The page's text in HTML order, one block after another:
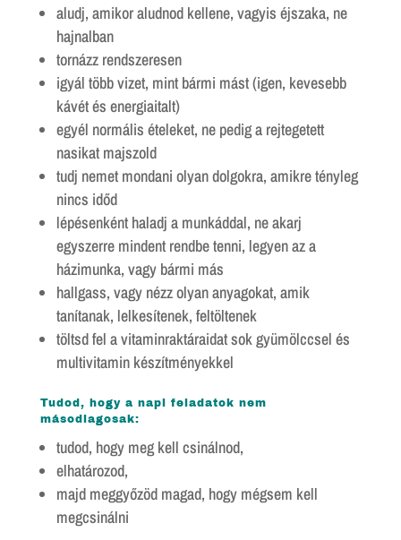
aludj, amikor aludnod kellene, vagyis éjszaka, ne
hajnalban
tornázz rendszeresen
igyál több vizet, mint bármi mást (igen, kevesebb
kávét és energiaitalt)
egyél normális ételeket, ne pedig a rejtegetett
nasikat majszold
tudj nemet mondani olyan dolgokra, amikre tényleg
nincs időd
lépésenként haladj a munkáddal, ne akarj
egyszerre mindent rendbe tenni, legyen az a
házimunka, vagy bármi más
hallgass, vagy nézz olyan anyagokat, amik
tanítanak, lelkesítenek, feltöltenek
töltsd fel a vitaminraktáraidat sok gyümölccsel és
multivitamin készítményekkel
Tudod, hogy a napi feladatok nem
másodlagosak:
tudod, hogy meg kell csinálnod,
elhatározod,
majd meggyőzöd magad, hogy mégsem kell
megcsinálni